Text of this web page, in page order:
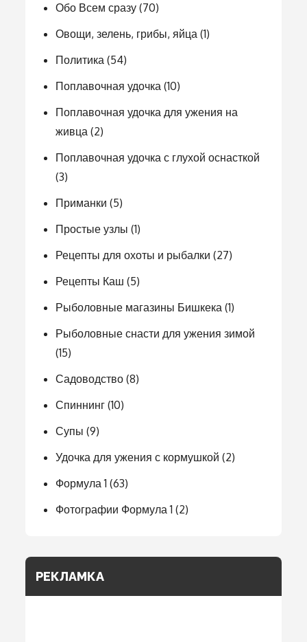
Обо Всем сразу (70)
Овощи, зелень, грибы, яйца (1)
Политика (54)
Поплавочная удочка (10)
Поплавочная удочка для ужения на
живца (2)
Поплавочная удочка с глухой оснасткой
(3)
Приманки (5)
Простые узлы (1)
Рецепты для охоты и рыбалки (27)
Рецепты Каш (5)
Рыболовные магазины Бишкека (1)
Рыболовные снасти для ужения зимой
(15)
Садоводство (8)
Спиннинг (10)
Супы (9)
Удочка для ужения с кормушкой (2)
Формула 1 (63)
Фотографии Формула 1 (2)
РЕКЛАМКА